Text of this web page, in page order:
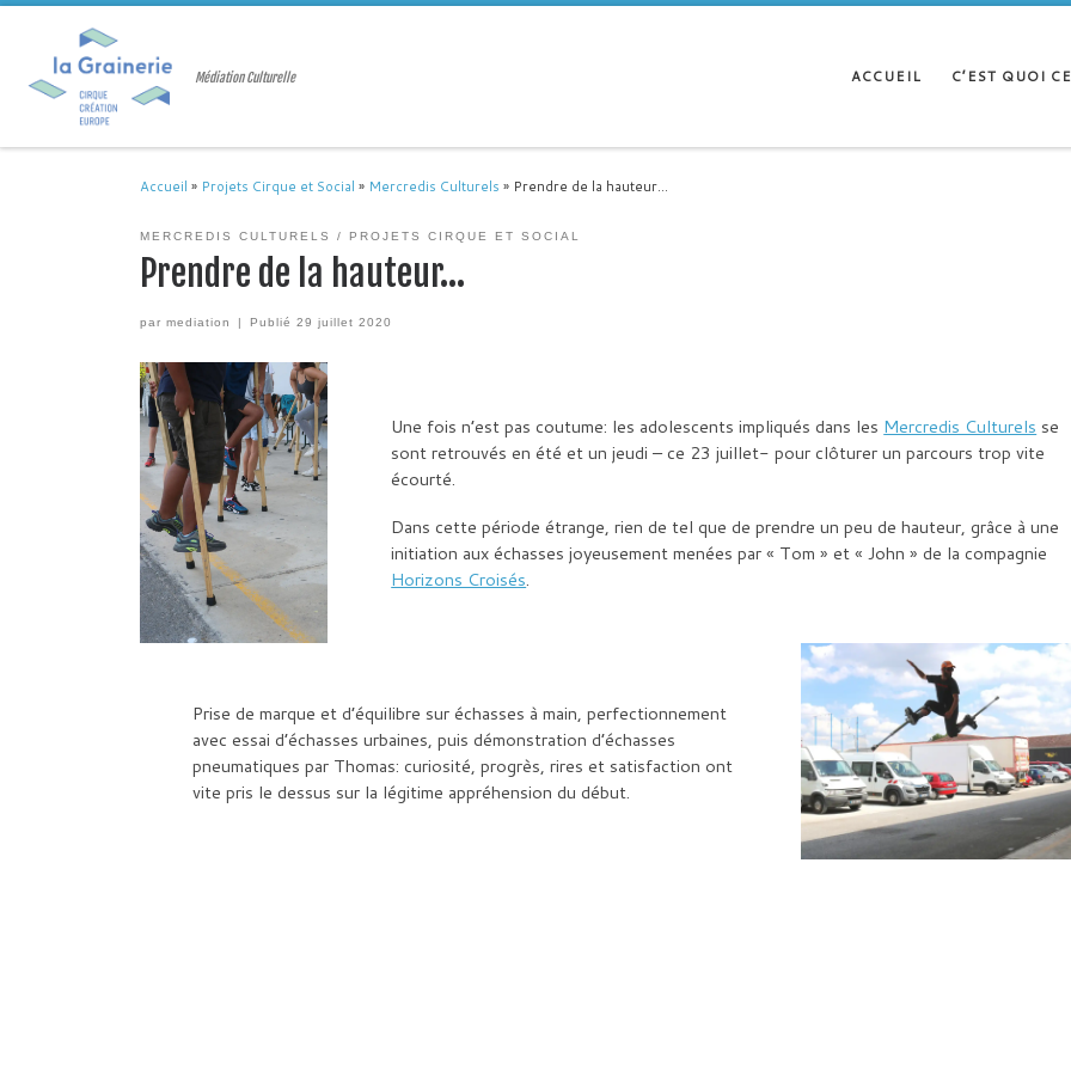
Passer au contenu
Médiation Culturelle ACCUEIL C’EST QUOI
Accueil » Projets Cirque et Social » Mercredis Culturels » Prendre de la hauteur…
MERCREDIS CULTURELS PROJETS CIRQUE ET SOCIAL
Prendre de la hauteur…
par mediation | Publié29 juillet 2020
Une fois n’est pas coutume: les adolescents impliqués dans les Mercredis Culturels se
sont retrouvés en été et un jeudi – ce 23 juillet- pour clôturer un parcours trop vite
écourté.
Dans cette période étrange, rien de tel que de prendre un peu de hauteur, grâce à une
initiation aux échasses joyeusement menées par « Tom » et « John » de la compagnie
Horizons Croisés.
Prise de marque et d’équilibre sur échasses à main, perfectionnement
avec essai d’échasses urbaines, puis démonstration d’échasses
pneumatiques par Thomas: curiosité, progrès, rires et satisfaction ont
vite pris le dessus sur la légitime appréhension du début.